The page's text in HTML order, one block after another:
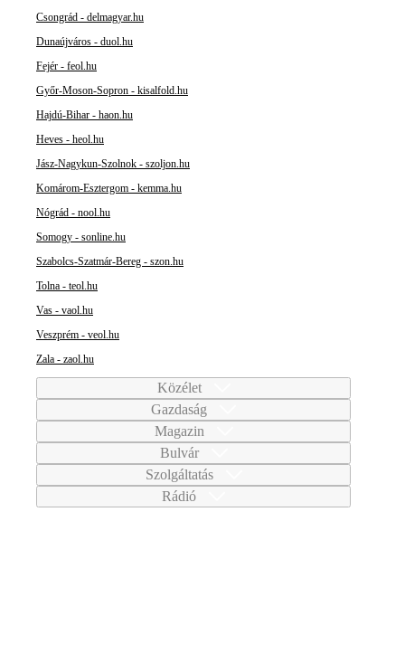
Csongrád - delmagyar.hu
Dunaújváros - duol.hu
Fejér - feol.hu
Győr-Moson-Sopron - kisalfold.hu
Hajdú-Bihar - haon.hu
Heves - heol.hu
Jász-Nagykun-Szolnok - szoljon.hu
Komárom-Esztergom - kemma.hu
Nógrád - nool.hu
Somogy - sonline.hu
Szabolcs-Szatmár-Bereg - szon.hu
Tolna - teol.hu
Vas - vaol.hu
Veszprém - veol.hu
Zala - zaol.hu
Közélet
Gazdaság
Magazin
Bulvár
Szolgáltatás
Rádió